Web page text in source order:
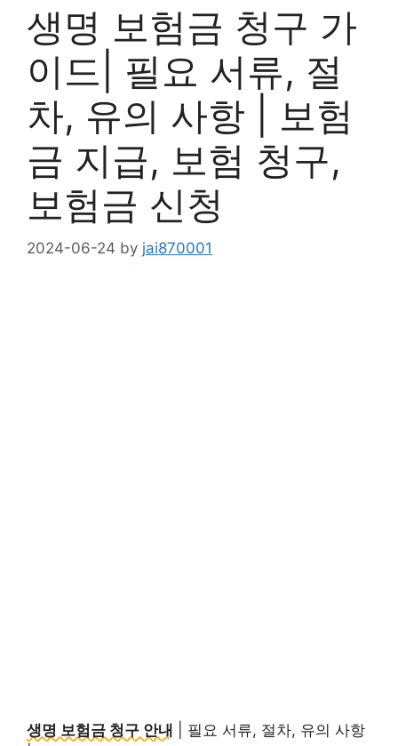
생명 보험금 청구 가
이드| 필요 서류, 절
차, 유의 사항 | 보험
금 지급, 보험 청구,
보험금 신청
2024-06-24 by jai870001
생명 보험금 청구 안내
| 필요 서류, 절차, 유의 사항